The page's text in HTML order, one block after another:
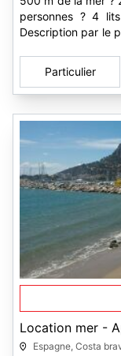
personnes ? 4
Particulier
Location mer -
Espagne, Costa